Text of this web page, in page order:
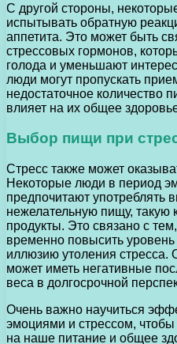
С другой стороны,
испытывать обратную
аппетита. Это может быть
стрессовых гормонов,
голода и уменьшают
люди могут пропускать
недостаточное количество
влияет на их общее
Выбор пищи при
Стресс также может
Некоторые люди в период
предпочитают употреблять
нежелательную пищу, такую
продукты. Это связано с
временно повысить уровень
иллюзию утоления стресса.
может иметь негативные
веса в долгосрочной
Очень важно научиться
эмоциями и стрессом,
на наше питание и общее